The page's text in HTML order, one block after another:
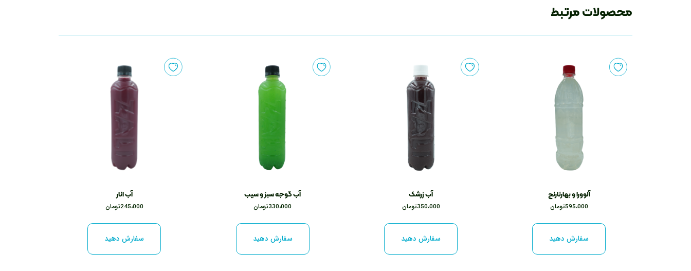
محصولات مرتبط
آلوورا و بهارنارنج
595،000تومان
سفارش دهید
آب زرشک
350،000تومان
سفارش دهید
آب گوجه سبز و سیب
330،000تومان
سفارش دهید
آب انار
245،000تومان
سفارش دهید